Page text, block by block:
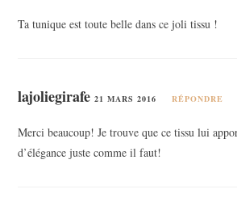
Ta tunique est toute belle dans ce joli tissu !
lajoliegirafe 21 MARS 2016 RÉPONDRE
Merci beaucoup! Je trouve que ce tissu lui
d’élégance juste comme il faut!